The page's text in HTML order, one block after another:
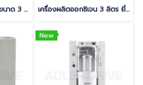
เครื่องผลิตออกซิเจน ขนาด 3 ลิตร Canta รุ่น VE3-N เครื่องผลิตออกซิเจน 3 ลิตร ยี่ห้อ Konsung รุ่น KSN-3N
New